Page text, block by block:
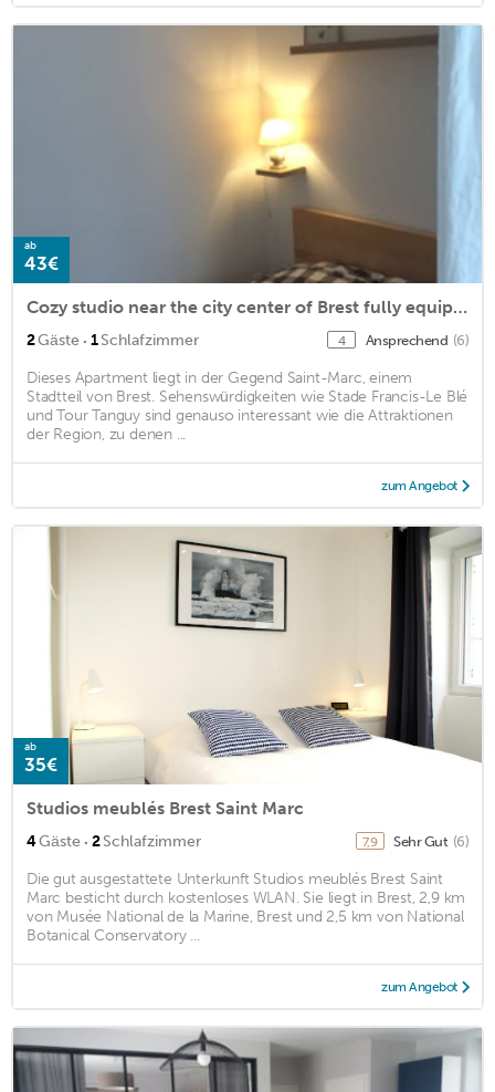
ab
43€
Cozy studio near the city center of Brest fully equipped.
2Gäste · 1Schlafzimmer 4 Ansprechend (6)
Dieses Apartment liegt in der Gegend Saint-Marc, einem
Stadtteil von Brest. Sehenswürdigkeiten wie Stade Francis-Le Blé
und Tour Tanguy sind genauso interessant wie die Attraktionen
der Region, zu denen ...
zum Angebot
ab
35€
Studios meublés Brest Saint Marc
4Gäste · 2Schlafzimmer 7,9 Sehr Gut (6)
Die gut ausgestattete Unterkunft Studios meublés Brest Saint
Marc besticht durch kostenloses WLAN. Sie liegt in Brest, 2,9 km
von Musée National de la Marine, Brest und 2,5 km von National
Botanical Conservatory ...
zum Angebot